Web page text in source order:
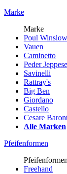
Marke
Marke
Poul Winslow
Vauen
Caminetto
Peder
Savinelli
Rattray's
Big Ben
Giordano
Castello
Cesare
Alle Marken
Pfeifenformen
Pfeifenformen
Freehand